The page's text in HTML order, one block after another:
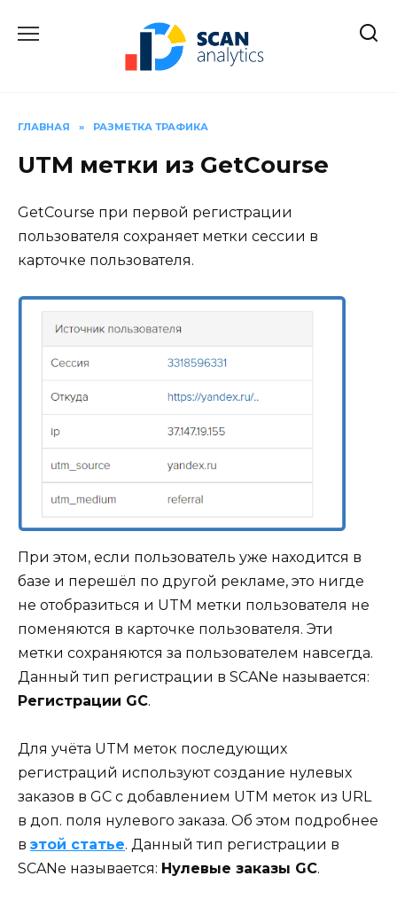
ГЛАВНАЯ » РАЗМЕТКА ТРАФИКА
UTM метки из GetCourse
GetCourse при первой регистрации
пользователя сохраняет метки сессии в
карточке пользователя.
При этом, если пользователь уже находится в
базе и перешёл по другой рекламе, это нигде
не отобразиться и UTM метки пользователя не
поменяются в карточке пользователя. Эти
метки сохраняются за пользователем навсегда.
Данный тип регистрации в SCANе называется:
Регистрации GC.
Для учёта UTM меток последующих
регистраций используют создание нулевых
заказов в GC с добавлением UTM меток из URL
в доп. поля нулевого заказа. Об этом подробнее
в этой статье. Данный тип регистрации в
SCANе называется: Нулевые заказы GC.